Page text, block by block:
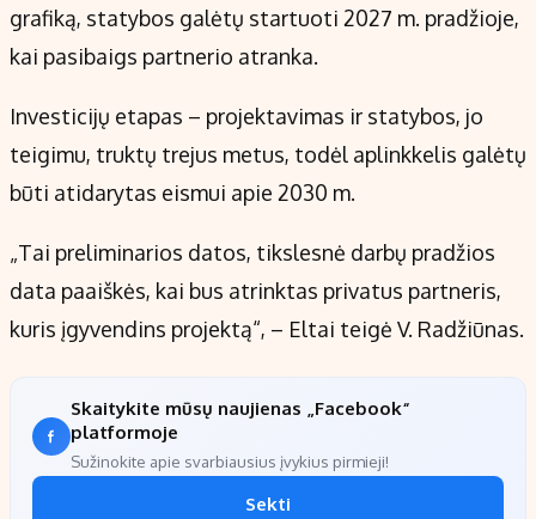
grafiką, statybos galėtų startuoti 2027 m. pradžioje,
kai pasibaigs partnerio atranka.
Investicijų etapas – projektavimas ir statybos, jo
teigimu, truktų trejus metus, todėl aplinkkelis galėtų
būti atidarytas eismui apie 2030 m.
„Tai preliminarios datos, tikslesnė darbų pradžios
data paaiškės, kai bus atrinktas privatus partneris,
kuris įgyvendins projektą“, – Eltai teigė V. Radžiūnas.
Skaitykite mūsų naujienas „Facebook“
platformoje
Sužinokite apie svarbiausius įvykius pirmieji!
Sekti